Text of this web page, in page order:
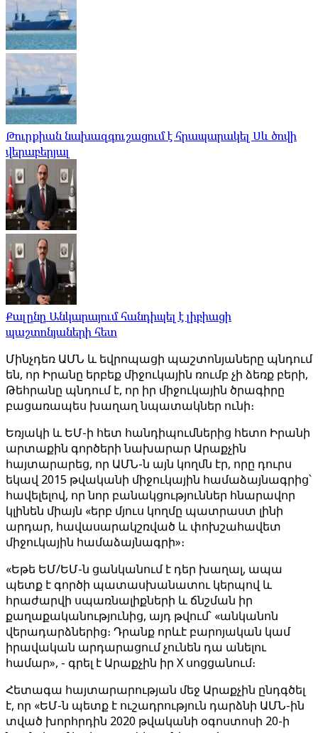
Թուրքիան նախազգուշացում է հրապարակել Սև ծովի
վերաբերյալ
Քալընը Անկարայում հանդիպել է լիբիացի
պաշտոնյաների հետ
Մինչդեռ ԱՄՆ և եվրոպացի պաշտոնյաները պնդում
են, որ Իրանը երբեք միջուկային ռումբ չի ձեռք բերի,
Թեհրանը պնդում է, որ իր միջուկային ծրագիրը
բացառապես խաղաղ նպատակներ ունի։
Եռյակի և ԵՄ-ի հետ հանդիպումներից հետո Իրանի
արտաքին գործերի նախարար Արաքչին
հայտարարեց, որ ԱՄՆ-ն այն կողմն էր, որը դուրս
եկավ 2015 թվականի միջուկային համաձայնագրից՝
հավելելով, որ նոր բանակցություններ հնարավոր
կլինեն միայն «երբ մյուս կողմը պատրաստ լինի
արդար, հավասարակշռված և փոխշահավետ
միջուկային համաձայնագրի»։
«Եթե ԵՄ/ԵՄ-ն ցանկանում է դեր խաղալ, ապա
պետք է գործի պատասխանատու կերպով և
հրաժարվի սպառնալիքների և ճնշման իր
քաղաքականությունից, այդ թվում՝ «անկանոն
վերադարձներից։ Դրանք որևէ բարոյական կամ
իրավական արդարացում չունեն դա անելու
համար», - գրել է Արաքչին իր X սոցցանում։
Հետագա հայտարարության մեջ Արաքչին ընդգծել
է, որ «ԵՄ-ն պետք է ուշադրություն դարձնի ԱՄՆ-ին
տված խորհրդին 2020 թվականի օգոստոսի 20-ի